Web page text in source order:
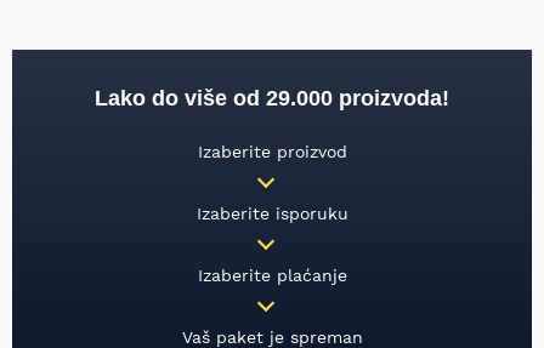
Lako do više od 29.000 proizvoda!
Izaberite proizvod
Izaberite isporuku
Izaberite plaćanje
Vaš paket je spreman